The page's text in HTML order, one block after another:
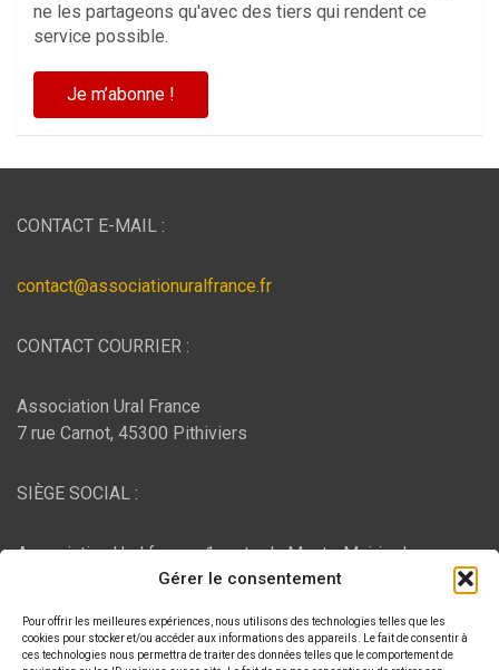
Gérer le consentement
Pour offrir les meilleures expériences, nous utilisons des technologies telles que les
cookies pour stocker et/ou accéder aux informations des appareils. Le fait de consentir à
ces technologies nous permettra de traiter des données telles que le comportement de
ne les partageons qu'avec des tiers qui rendent ce
service possible.
CONTACT E-MAIL :
contact@associationuralfrance.fr
CONTACT COURRIER :
Association Ural France
7 rue Carnot, 45300 Pithiviers
SIÈGE SOCIAL :
Association Ural france, 1 route du Mont - Mairie de
Bujaleuf, 87460 Bujaleuf
HÉBERGEMENT :